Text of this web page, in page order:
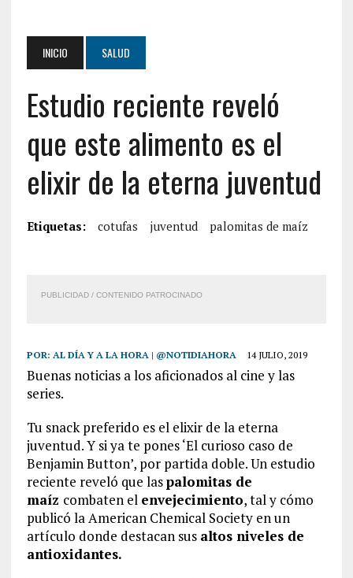
INICIO SALUD
Estudio reciente reveló
que este alimento es el
elixir de la eterna juventud
Etiquetas: cotufas juventud palomitas de maíz
PUBLICIDAD / CONTENIDO PATROCINADO
POR: AL DÍA Y A LA HORA | @NOTIDIAHORA 14 JULIO, 2019
Buenas noticias a los aficionados al cine y las
series.
Tu snack preferido es el elixir de la eterna
juventud. Y si ya te pones ‘El curioso caso de
Benjamin Button’, por partida doble. Un estudio
reciente reveló que laspalomitas de
maíz combaten el envejecimiento, tal y cómo
publicó la American Chemical Society en un
artículo donde destacan sus altos niveles de
antioxidantes.